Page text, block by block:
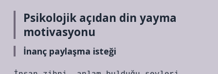
Psikolojik açıdan din yayma
motivasyonu
İnanç paylaşma isteği